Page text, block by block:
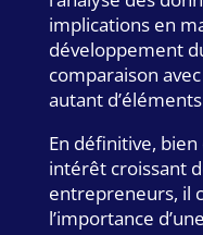
implications en
développement
comparaison
autant
En définitive,
intérêt croissant
entrepreneurs, il
l’importance